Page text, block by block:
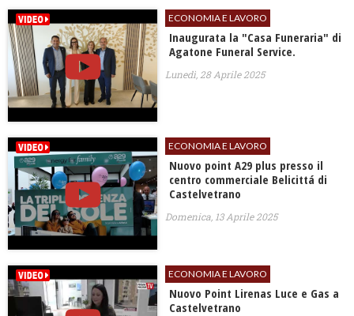
ECONOMIA E LAVORO
Inaugurata la "Casa Funeraria" di
Agatone Funeral Service.
Lunedì, 28 Aprile 2025
ECONOMIA E LAVORO
Nuovo point A29 plus presso il
centro commerciale Belicittá di
Castelvetrano
Domenica, 13 Aprile 2025
ECONOMIA E LAVORO
Nuovo Point Lirenas Luce e Gas a
Castelvetrano